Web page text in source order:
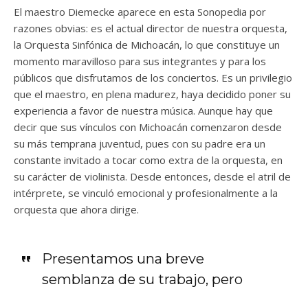
El maestro Diemecke aparece en esta Sonopedia por
razones obvias: es el actual director de nuestra orquesta,
la Orquesta Sinfónica de Michoacán, lo que constituye un
momento maravilloso para sus integrantes y para los
públicos que disfrutamos de los conciertos. Es un privilegio
que el maestro, en plena madurez, haya decidido poner su
experiencia a favor de nuestra música. Aunque hay que
decir que sus vínculos con Michoacán comenzaron desde
su más temprana juventud, pues con su padre era un
constante invitado a tocar como extra de la orquesta, en
su carácter de violinista. Desde entonces, desde el atril de
intérprete, se vinculó emocional y profesionalmente a la
orquesta que ahora dirige.
Presentamos una breve
semblanza de su trabajo, pero